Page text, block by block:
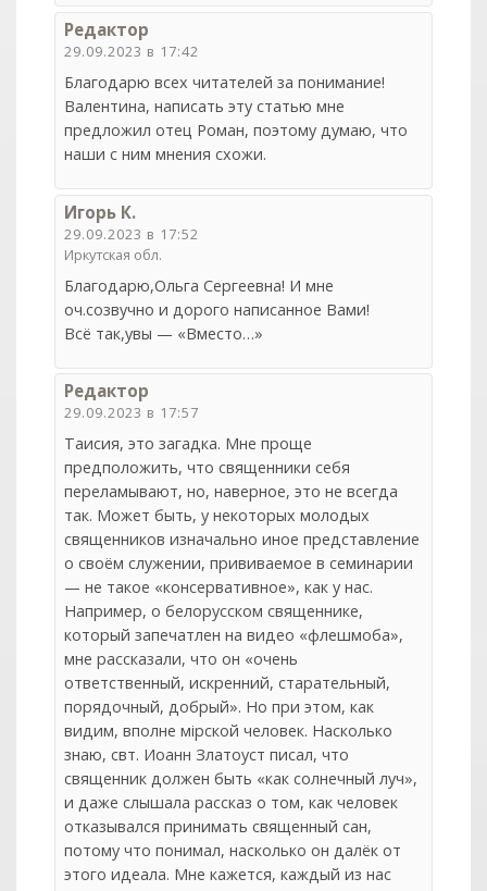
Редактор
29.09.2023 в 17:42
Благодарю всех читателей за понимание!
Валентина, написать эту статью мне
предложил отец Роман, поэтому думаю, что
наши с ним мнения схожи.
Игорь К.
29.09.2023 в 17:52
Иркутская обл.
Благодарю,Ольга Сергеевна! И мне
оч.созвучно и дорого написанное Вами!
Всё так,увы — «Вместо…»
Редактор
29.09.2023 в 17:57
Таисия, это загадка. Мне проще
предположить, что священники себя
переламывают, но, наверное, это не всегда
так. Может быть, у некоторых молодых
священников изначально иное представление
о своём служении, прививаемое в семинарии
— не такое «консервативное», как у нас.
Например, о белорусском священнике,
который запечатлен на видео «флешмоба»,
мне рассказали, что он «очень
ответственный, искренний, старательный,
порядочный, добрый». Но при этом, как
видим, вполне мiрской человек. Насколько
знаю, свт. Иоанн Златоуст писал, что
священник должен быть «как солнечный луч»,
и даже слышала рассказ о том, как человек
отказывался принимать священный сан,
потому что понимал, насколько он далёк от
этого идеала. Мне кажется, каждый из нас